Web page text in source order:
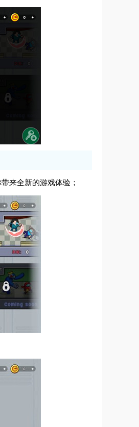
来全新的游戏体验；